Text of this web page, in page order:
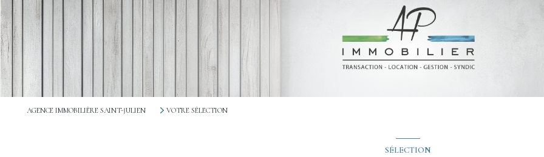
AGENCE IMMOBILIÈRE SAINT-JULIEN VOTRE SÉLECTION
SÉLECTION